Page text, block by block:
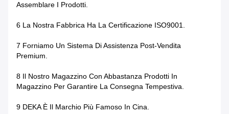
Assemblare I Prodotti.
6 La Nostra Fabbrica Ha La Certificazione ISO9001.
7 Forniamo Un Sistema Di Assistenza Post-Vendita
Premium.
8 Il Nostro Magazzino Con Abbastanza Prodotti In
Magazzino Per Garantire La Consegna Tempestiva.
9 DEKA È Il Marchio Più Famoso In Cina.